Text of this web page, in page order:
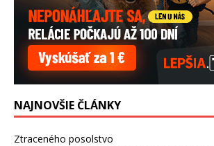
NAJNOVŠIE ČLÁNKY
Ztraceného posolstvo